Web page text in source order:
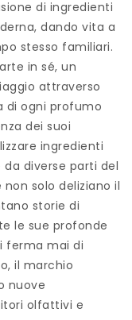
di ingredienti
dando vita a
stesso familiari.
in sé, un
attraverso
di ogni profumo
dei suoi
ingredienti
diverse parti del
solo deliziano il
storie di
le sue profonde
ferma mai di
il marchio
nuove
olfattivi e